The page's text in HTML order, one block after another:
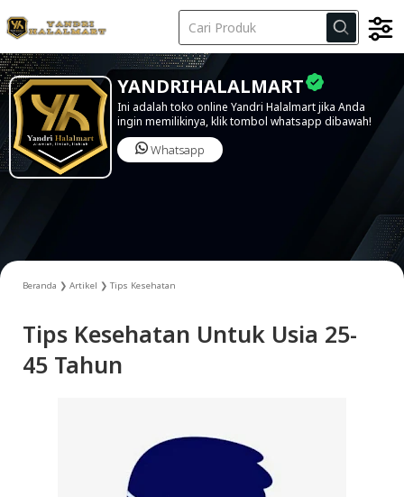
Kode Iklan
YANDRIHALALMART
Ini adalah toko online Yandri Halalmart jika Anda
ingin memilikinya, klik tombol whatsapp dibawah!
Whatsapp
Beranda ❯ Artikel ❯ Tips Kesehatan
Tips Kesehatan Untuk Usia 25-
45 Tahun